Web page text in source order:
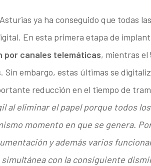
ya ha conseguido que todas las
En esta primera etapa de
por canales telemáticas, mientras el
embargo, estas últimas se
reducción en el tiempo de
al eliminar el papel porque todos los
momento en que se genera.
y además varios
con la consiguiente